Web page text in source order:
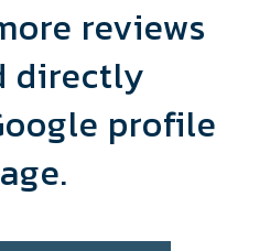
reviews
directly
profile